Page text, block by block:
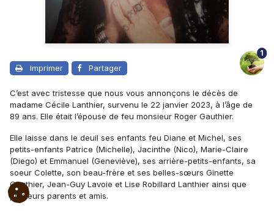
Imprimer Partager
1
C’est avec tristesse que nous vous annonçons le décès de
madame Cécile Lanthier, survenu le 22 janvier 2023, à l’âge de
89 ans. Elle était l’épouse de feu monsieur Roger Gauthier.
Elle laisse dans le deuil ses enfants feu Diane et Michel, ses
petits-enfants Patrice (Michelle), Jacinthe (Nico), Marie-Claire
(Diego) et Emmanuel (Geneviève), ses arrière-petits-enfants, sa
soeur Colette, son beau-frère et ses belles-sœurs Ginette
Gauthier, Jean-Guy Lavoie et Lise Robillard Lanthier ainsi que
plusieurs parents et amis.